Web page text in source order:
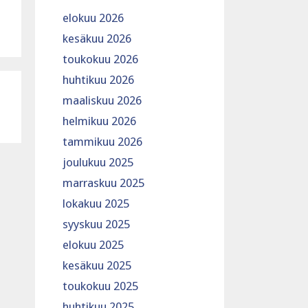
elokuu 2026
kesäkuu 2026
toukokuu 2026
huhtikuu 2026
maaliskuu 2026
helmikuu 2026
tammikuu 2026
joulukuu 2025
marraskuu 2025
lokakuu 2025
syyskuu 2025
elokuu 2025
kesäkuu 2025
toukokuu 2025